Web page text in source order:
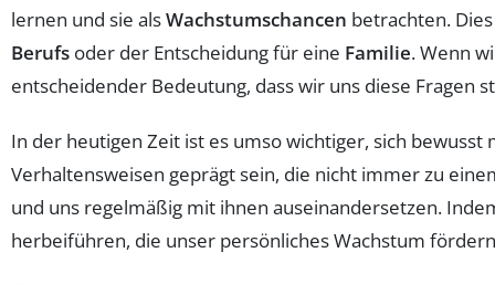
lernen und sie alsWachstumschancen betrachten.
Berufs oder der Entscheidung für eine Familie. Wenn
entscheidender Bedeutung, dass wir uns diese
In der heutigen Zeit ist es umso wichtiger, sich
Verhaltensweisen geprägt sein, die nicht immer zu
und uns regelmäßig mit ihnen auseinandersetzen.
herbeiführen, die unser persönliches Wachstum